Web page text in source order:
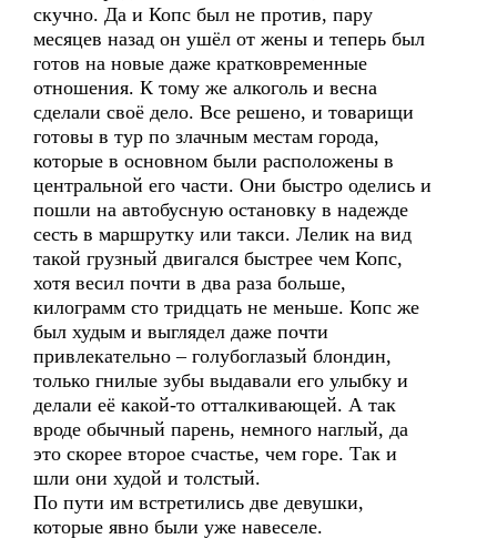
скучно. Да и Копс был не против, пару
месяцев назад он ушёл от жены и теперь был
готов на новые даже кратковременные
отношения. К тому же алкоголь и весна
сделали своё дело. Все решено, и товарищи
готовы в тур по злачным местам города,
которые в основном были расположены в
центральной его части. Они быстро оделись и
пошли на автобусную остановку в надежде
сесть в маршрутку или такси. Лелик на вид
такой грузный двигался быстрее чем Копс,
хотя весил почти в два раза больше,
килограмм сто тридцать не меньше. Копс же
был худым и выглядел даже почти
привлекательно – голубоглазый блондин,
только гнилые зубы выдавали его улыбку и
делали её какой-то отталкивающей. А так
вроде обычный парень, немного наглый, да
это скорее второе счастье, чем горе. Так и
шли они худой и толстый.
По пути им встретились две девушки,
которые явно были уже навеселе.